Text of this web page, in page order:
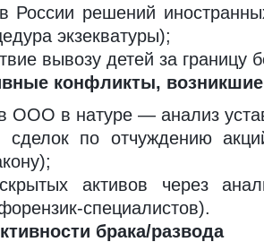
России решений
экзекватуры);
вывозу детей за границу
конфликты,
ООО в натуре — анализ
сделок по отчуждению
активов через
специалистов).
брака/развода